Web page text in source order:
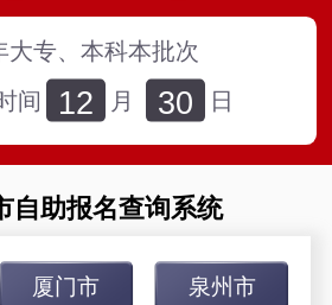
大专、本科本批次
间
12 月 30 日
自助报名查询系统
厦门市 泉州市